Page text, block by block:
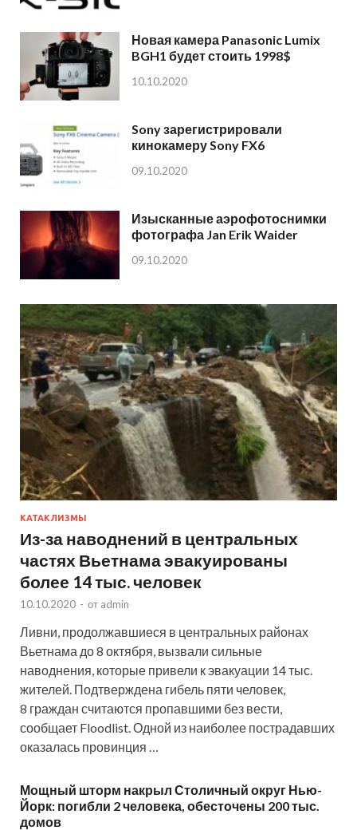
Новая камера Panasonic Lumix
BGH1 будет стоить 1998$
10.10.2020
Sony зарегистрировали
кинокамеру Sony FX6
09.10.2020
Изысканные аэрофотоснимки
фотографа Jan Erik Waider
09.10.2020
КАТАКЛИЗМЫ
Из-за наводнений в центральных
частях Вьетнама эвакуированы
более 14 тыс. человек
10.10.2020 - от admin
Ливни, продолжавшиеся в центральных районах
Вьетнама до 8 октября, вызвали сильные
наводнения, которые привели к эвакуации 14 тыс.
жителей. Подтверждена гибель пяти человек,
8 граждан считаются пропавшими без вести,
сообщает Floodlist. Одной из наиболее пострадавших
оказалась провинция …
Мощный шторм накрыл Столичный округ Нью-
Йорк: погибли 2 человека, обесточены 200 тыс.
домов